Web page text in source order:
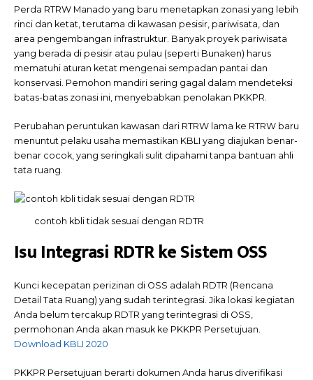
Perda RTRW Manado yang baru menetapkan zonasi yang lebih
rinci dan ketat, terutama di kawasan pesisir, pariwisata, dan
area pengembangan infrastruktur. Banyak proyek pariwisata
yang berada di pesisir atau pulau (seperti Bunaken) harus
mematuhi aturan ketat mengenai sempadan pantai dan
konservasi. Pemohon mandiri sering gagal dalam mendeteksi
batas-batas zonasi ini, menyebabkan penolakan PKKPR.
Perubahan peruntukan kawasan dari RTRW lama ke RTRW baru
menuntut pelaku usaha memastikan KBLI yang diajukan benar-
benar cocok, yang seringkali sulit dipahami tanpa bantuan ahli
tata ruang.
contoh kbli tidak sesuai dengan RDTR
Isu Integrasi RDTR ke Sistem OSS
Kunci kecepatan perizinan di OSS adalah RDTR (Rencana
Detail Tata Ruang) yang sudah terintegrasi. Jika lokasi kegiatan
Anda belum tercakup RDTR yang terintegrasi di OSS,
permohonan Anda akan masuk ke PKKPR Persetujuan.
Download KBLI 2020
PKKPR Persetujuan berarti dokumen Anda harus diverifikasi